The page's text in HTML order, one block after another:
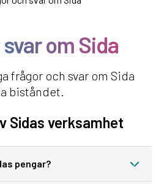
om Sida
frågor och svar om Sida
biståndet.
Sidas verksamhet
pengar?